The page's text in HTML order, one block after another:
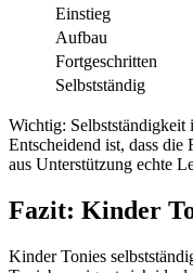
Einstieg
Aufbau
Fortgeschritten
Selbstständig
Wichtig: Selbstständigkeit
Entscheidend ist, dass
aus Unterstützung echte
Fazit: Kinder
Kinder Tonies